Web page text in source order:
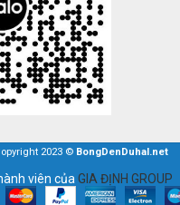
2023 © BongDenDuhal.net
viên của GIA ĐỊNH GROUP